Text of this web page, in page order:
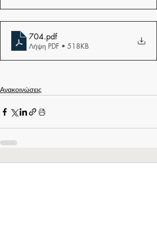
704.pdf
Λήψη PDF • 518KB
Ανακοινώσεις